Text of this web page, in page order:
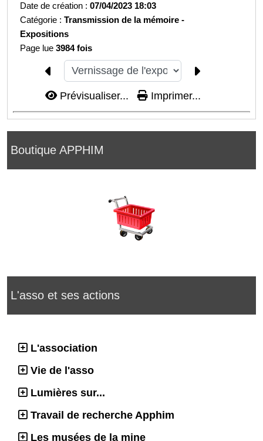
Boutique APPHIM
L'asso et ses actions
L'association
Vie de l'asso
Lumières sur...
Travail de recherche Apphim
Les musées de la mine
Date de création :07/04/2023 18:03
Catégorie :Transmission de la mémoire -
Expositions
Page lue3984 fois
Prévisualiser... Imprimer...